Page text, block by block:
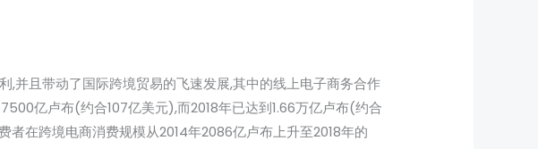
并且带动了国际跨境贸易的飞速发展,其中的线上电子商务合作
亿卢布(约合107亿美元),而2018年已达到1.66万亿卢布(约合
在跨境电商消费规模从2014年2086亿卢布上升至2018年的